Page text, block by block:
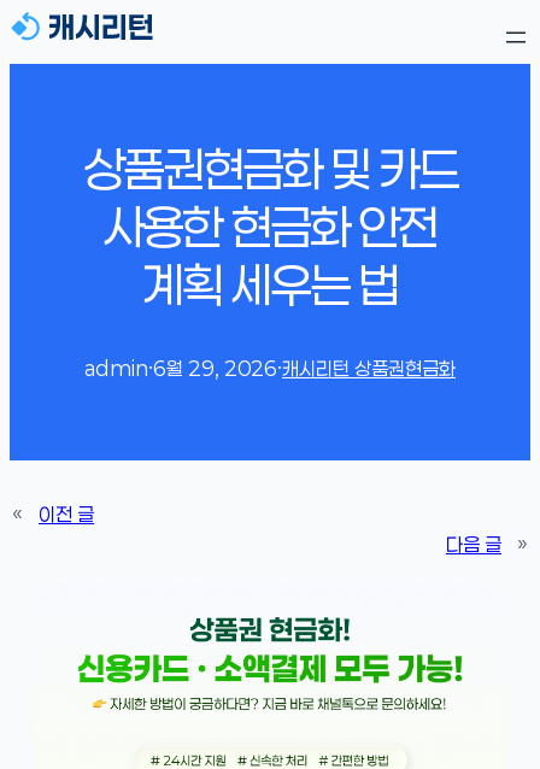
상품권현금화 및 카드
사용한 현금화 안전
계획 세우는 법
admin·6월 29, 2026·캐시리턴 상품권현금화
«
이전 글
다음 글
»